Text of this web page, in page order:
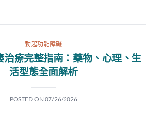
勃起功能障礙
治療完整指南：藥物、心理、生
活型態全面解析
POSTED ON 07/26/2026